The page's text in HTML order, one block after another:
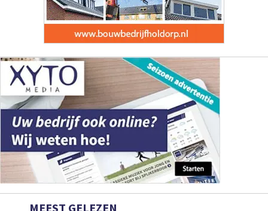
MEEST GELEZEN